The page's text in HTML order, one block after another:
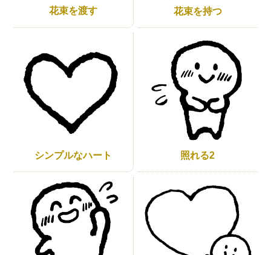
花束を渡す 花束を持つ
シンプルなハート 照れる2